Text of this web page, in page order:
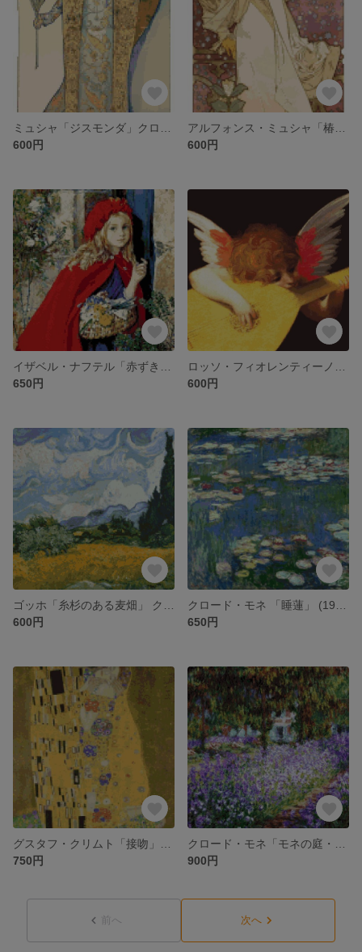
600円
600円
650円
600円
600円
650円
750円
900円
前へ 次へ